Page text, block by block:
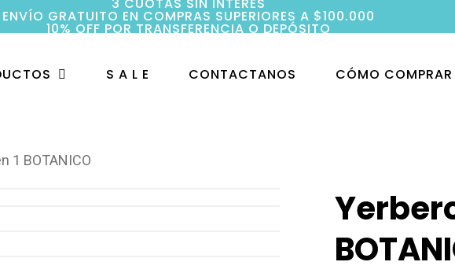
ENVÍO GRATUITO EN COMPRAS SUPERIORES A $100.000
10% OFF POR TRANSFERENCIA O DEPÓSITO
S A L E CONTACTANOS CÓMO COMPRAR
1 BOTANICO